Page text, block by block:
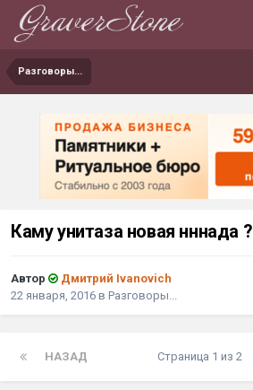
Разговоры...
Каму унитаза новая нннада ?
Автор
Дмитрий Ivanovich
22 января, 2016 в Разговоры...
НАЗАД Страница 1 из 2